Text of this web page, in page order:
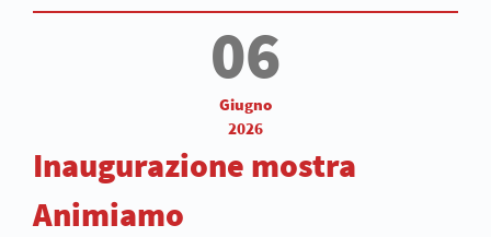
06
Giugno
2026
Inaugurazione mostra
Animiamo